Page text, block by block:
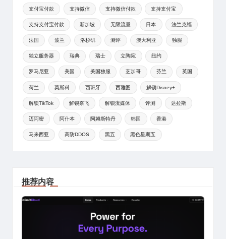
支付宝付款 支持微信 支持微信付款 支持支付宝
支持支付宝付款 新加坡 无限流量 日本 法兰克福
法国 波兰 洛杉矶 测评 澳大利亚 独服
独立服务器 瑞典 瑞士 立陶宛 纽约
罗马尼亚 美国 美国独服 芝加哥 芬兰 英国
荷兰 莫斯科 西班牙 西雅图 解锁Disney+
解锁TikTok 解锁奈飞 解锁流媒体 评测 达拉斯
迈阿密 阿什本 阿姆斯特丹 韩国 香港
马来西亚 高防DDOS 黑五 黑色星期五
推荐内容